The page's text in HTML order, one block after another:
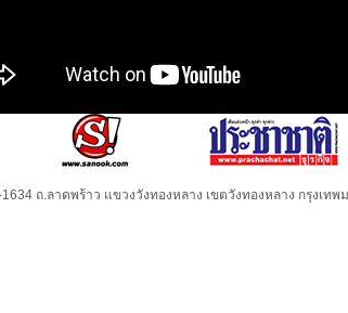
ถ.ลาดพร้าว แขวงวังทองหลาง เขตวังทองหลาง กรุงเท